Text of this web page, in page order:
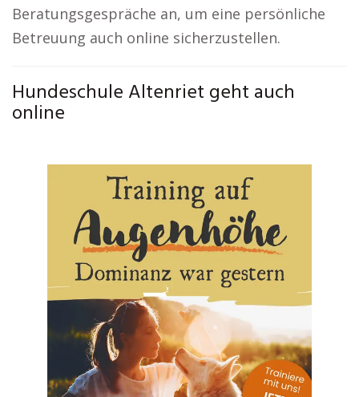
Beratungsgespräche an, um eine persönliche
Betreuung auch online sicherzustellen.
Hundeschule Altenriet geht auch
online